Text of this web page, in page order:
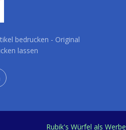
bedrucken - Original
lassen
Rubik's Würfel als